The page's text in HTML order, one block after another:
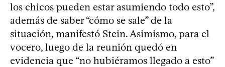
los chicos pueden estar asumiendo todo esto”,
además de saber “cómo se sale” de la
situación, manifestó Stein. Asimismo, para el
vocero, luego de la reunión quedó en
evidencia que “no hubiéramos llegado a esto”